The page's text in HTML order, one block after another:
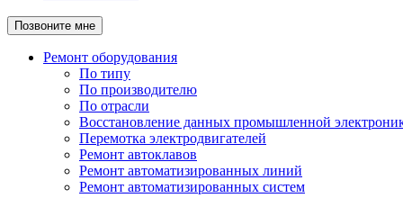
Позвоните мне
Ремонт оборудования
По типу
По производителю
По отрасли
Восстановление данных промышленной
Перемотка электродвигателей
Ремонт автоклавов
Ремонт автоматизированных линий
Ремонт автоматизированных систем